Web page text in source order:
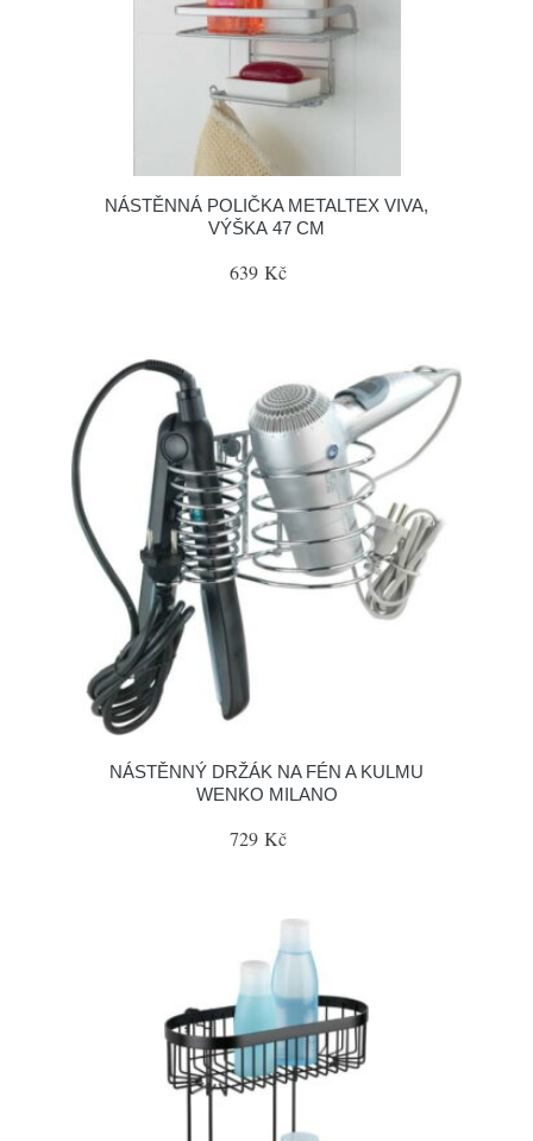
NÁSTĚNNÁ POLIČKA METALTEX VIVA,
VÝŠKA 47 CM
639 Kč
NÁSTĚNNÝ DRŽÁK NA FÉN A KULMU
WENKO MILANO
729 Kč